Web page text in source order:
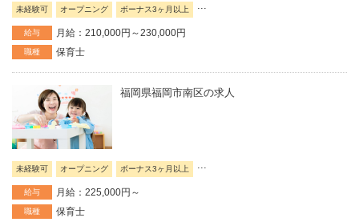
未経験可 オープニング ボーナス3ヶ月以上
給与 月給：210,000円～230,000円
職種 保育士
福岡県福岡市南区の求人
未経験可 オープニング ボーナス3ヶ月以上 ...
給与 月給：225,000円～
職種 保育士